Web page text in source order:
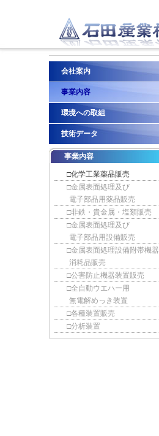
会社案内
事業内容
環境への取組
技術データ
事業内容
□化学工業薬品販売
□金属表面処理及び
電子部品用薬品販売
□非鉄・貴金属・塩類販売
□金属表面処理及び
電子部品用設備販売
□金属表面処理設備附帯機器
消耗品販売
□公害防止機器装置販売
□全自動ウエハー用
無電解めっき装置
□各種装置販売
□分析装置